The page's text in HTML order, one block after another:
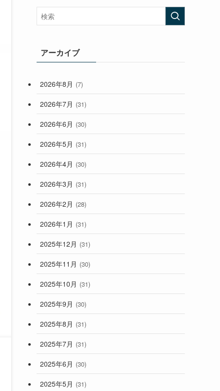
(33)
(248)
(473)
アーカイブ
2026年8月 (7)
2026年7月 (31)
2026年6月 (30)
2026年5月 (31)
2026年4月 (30)
2026年3月 (31)
2026年2月 (28)
2026年1月 (31)
2025年12月 (31)
2025年11月 (30)
2025年10月 (31)
2025年9月 (30)
2025年8月 (31)
2025年7月 (31)
2025年6月 (30)
2025年5月 (31)